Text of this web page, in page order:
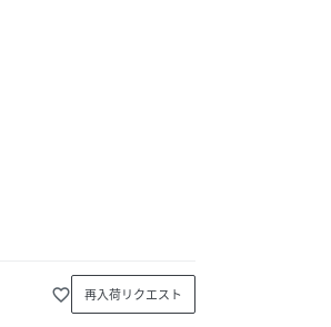
favorite_border 再入荷リクエスト